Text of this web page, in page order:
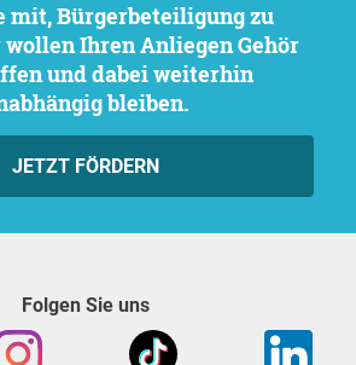
Ihren Anliegen Gehör
und dabei weiterhin
bleiben.
JETZT FÖRDERN
Folgen Sie uns